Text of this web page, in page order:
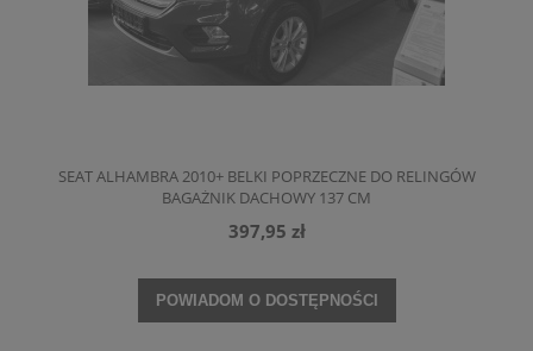
SEAT ALHAMBRA 2010+ BELKI POPRZECZNE DO RELINGÓW
BAGAŻNIK DACHOWY 137 CM
397,95 zł
POWIADOM O DOSTĘPNOŚCI